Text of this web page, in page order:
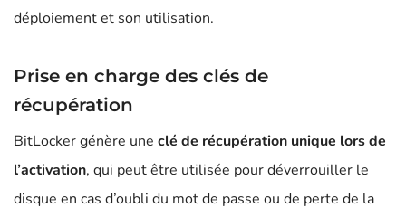
déploiement et son utilisation.
Prise en charge des clés de
récupération
BitLocker génère une clé de récupération unique lors de
l’activation, qui peut être utilisée pour déverrouiller le
disque en cas d’oubli du mot de passe ou de perte de la